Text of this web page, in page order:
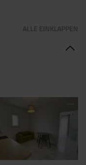
ALLE EINKLAPPEN